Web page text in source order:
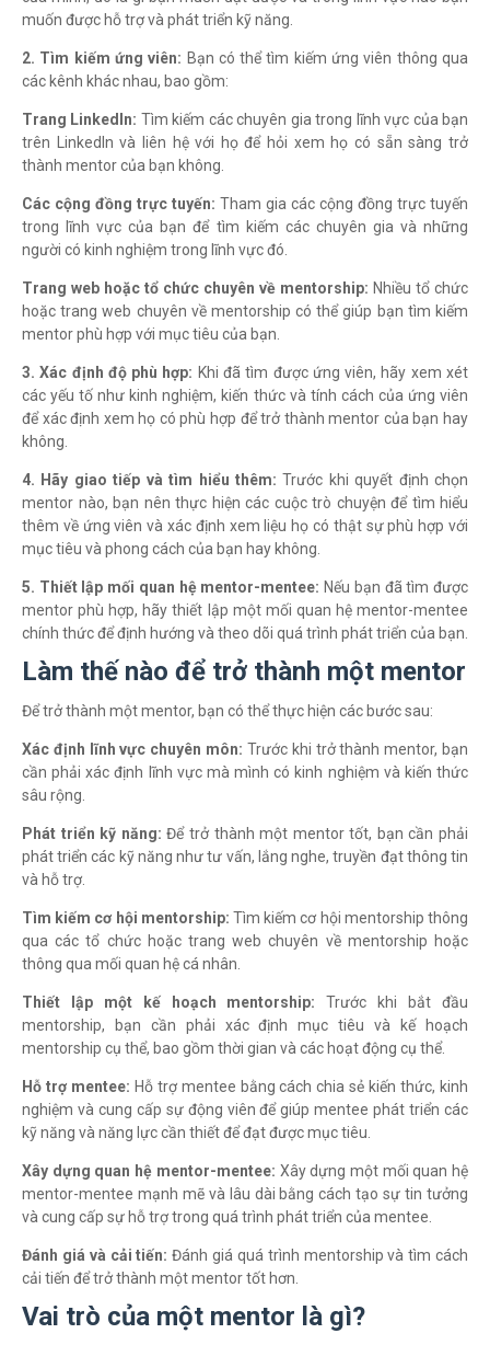
muốn được hỗ trợ và phát triển kỹ năng.
2. Tìm kiếm ứng viên: Bạn có thể tìm kiếm ứng viên thông qua
các kênh khác nhau, bao gồm:
Trang LinkedIn: Tìm kiếm các chuyên gia trong lĩnh vực của bạn
trên LinkedIn và liên hệ với họ để hỏi xem họ có sẵn sàng trở
thành mentor của bạn không.
Các cộng đồng trực tuyến: Tham gia các cộng đồng trực tuyến
trong lĩnh vực của bạn để tìm kiếm các chuyên gia và những
người có kinh nghiệm trong lĩnh vực đó.
Trang web hoặc tổ chức chuyên về mentorship: Nhiều tổ chức
hoặc trang web chuyên về mentorship có thể giúp bạn tìm kiếm
mentor phù hợp với mục tiêu của bạn.
3. Xác định độ phù hợp: Khi đã tìm được ứng viên, hãy xem xét
các yếu tố như kinh nghiệm, kiến thức và tính cách của ứng viên
để xác định xem họ có phù hợp để trở thành mentor của bạn hay
không.
4. Hãy giao tiếp và tìm hiểu thêm: Trước khi quyết định chọn
mentor nào, bạn nên thực hiện các cuộc trò chuyện để tìm hiểu
thêm về ứng viên và xác định xem liệu họ có thật sự phù hợp với
mục tiêu và phong cách của bạn hay không.
5. Thiết lập mối quan hệ mentor-mentee: Nếu bạn đã tìm được
mentor phù hợp, hãy thiết lập một mối quan hệ mentor-mentee
chính thức để định hướng và theo dõi quá trình phát triển của bạn.
Làm thế nào để trở thành một mentor
Để trở thành một mentor, bạn có thể thực hiện các bước sau:
Xác định lĩnh vực chuyên môn: Trước khi trở thành mentor, bạn
cần phải xác định lĩnh vực mà mình có kinh nghiệm và kiến thức
sâu rộng.
Phát triển kỹ năng: Để trở thành một mentor tốt, bạn cần phải
phát triển các kỹ năng như tư vấn, lắng nghe, truyền đạt thông tin
và hỗ trợ.
Tìm kiếm cơ hội mentorship: Tìm kiếm cơ hội mentorship thông
qua các tổ chức hoặc trang web chuyên về mentorship hoặc
thông qua mối quan hệ cá nhân.
Thiết lập một kế hoạch mentorship: Trước khi bắt đầu
mentorship, bạn cần phải xác định mục tiêu và kế hoạch
mentorship cụ thể, bao gồm thời gian và các hoạt động cụ thể.
Hỗ trợ mentee: Hỗ trợ mentee bằng cách chia sẻ kiến thức, kinh
nghiệm và cung cấp sự động viên để giúp mentee phát triển các
kỹ năng và năng lực cần thiết để đạt được mục tiêu.
Xây dựng quan hệ mentor-mentee: Xây dựng một mối quan hệ
mentor-mentee mạnh mẽ và lâu dài bằng cách tạo sự tin tưởng
và cung cấp sự hỗ trợ trong quá trình phát triển của mentee.
Đánh giá và cải tiến: Đánh giá quá trình mentorship và tìm cách
cải tiến để trở thành một mentor tốt hơn.
Vai trò của một mentor là gì?